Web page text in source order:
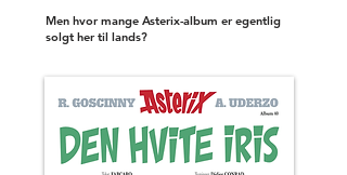
Men hvor mange Asterix-album er egentlig
solgt her til lands?